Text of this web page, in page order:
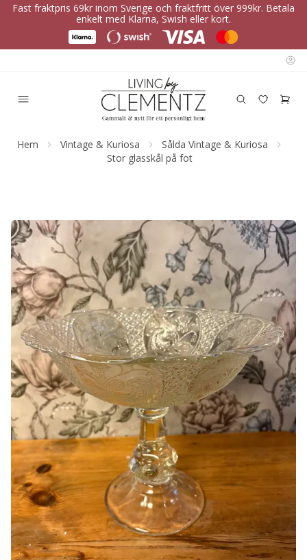
Fast fraktpris 69kr inom Sverige och fraktfritt över 999kr. Betala
enkelt med Klarna, Swish eller kort.
Hem Vintage & Kuriosa
Sålda Vintage & Kuriosa
Stor glasskål på fot